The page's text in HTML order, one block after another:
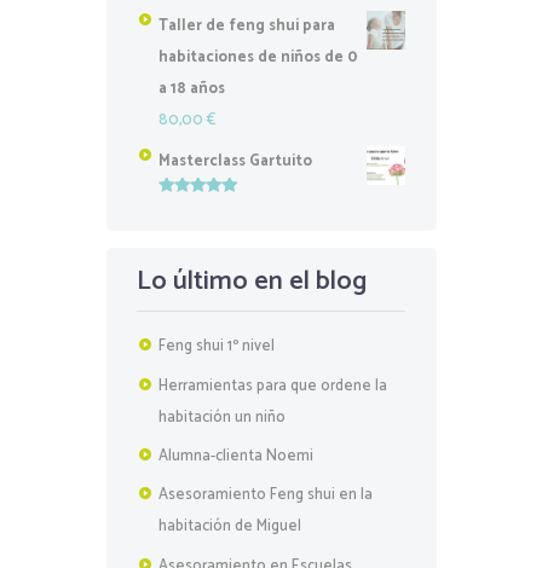
Taller de feng shui para
habitaciones de niños de 0
a 18 años
80,00€
Masterclass Gartuito
Lo último en el blog
Feng shui 1º nivel
Herramientas para que ordene la
habitación un niño
Alumna-clienta Noemi
Asesoramiento Feng shui en la
habitación de Miguel